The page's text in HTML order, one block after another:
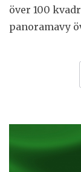
över 100
panoramavy